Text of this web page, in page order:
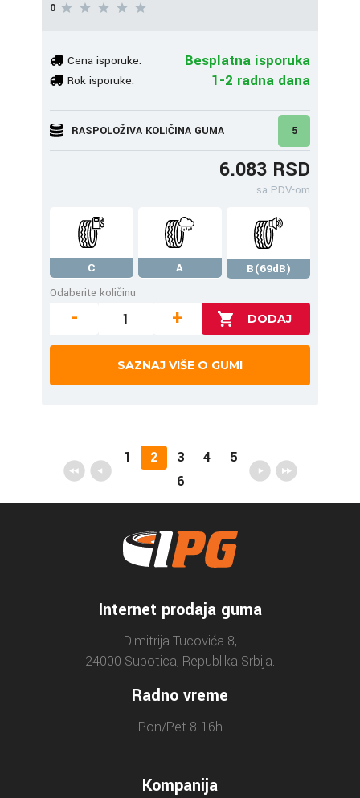
0
Cena isporuke: Besplatna isporuka
Rok isporuke: 1-2 radna dana
RASPOLOŽIVA KOLIČINA GUMA 5
6.083 RSD
sa PDV-om
C A
B(69dB)
Odaberite količinu
- +
SAZNAJ VIŠE O GUMI
1 2 3 4
5
6
Internet prodaja guma
Dimitrija Tucovića 8,
24000 Subotica, Republika Srbija.
Radno vreme
Pon/Pet 8-16h
Kompanija